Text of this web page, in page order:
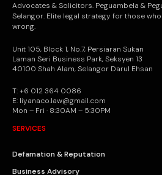
Advocates & Solicitors. Peguambela &
Selangor. Elite legal strategy for those
wrong.
Unit 105, Block 1, No.7, Persiaran Sukan
Laman Seri Business Park, Seksyen 13
40100 Shah Alam, Selangor Darul Ehsan
T: +6 012 364 0086
E: liyanaco.law@gmail.com
Mon – Fri · 8:30AM – 5:30PM
SERVICES
Defamation & Reputation
Business Advisory